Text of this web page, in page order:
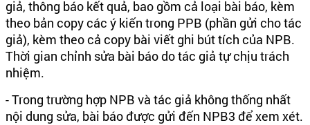
giả, thông báo kết quả, bao gồm cả loại bài báo, kèm
theo bản copy các ý kiến trong PPB (phần gửi cho tác
giả), kèm theo cả copy bài viết ghi bút tích của NPB.
Thời gian chỉnh sửa bài báo do tác giả tự chịu trách
nhiệm.
- Trong trường hợp NPB và tác giả không thống nhất
nội dung sửa, bài báo được gửi đến NPB3 để xem xét.